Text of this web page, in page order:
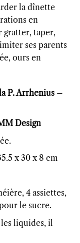
la dînette
en
gratter, taper,
ses parents
ours en
P. Arrhenius –
Design
x 30 x 8 cm
4 assiettes,
le sucre.
liquides, il